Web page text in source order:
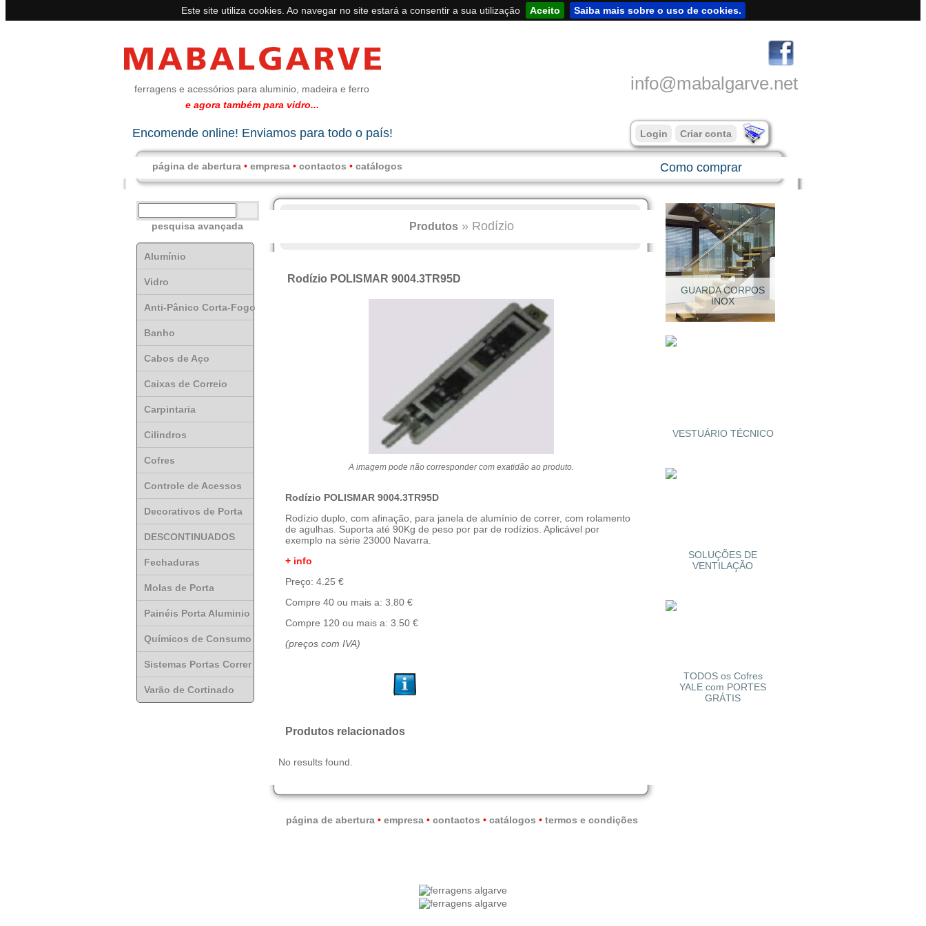
Este site utiliza cookies. Ao navegar no site estará a consentir a sua utilização Aceito Saiba mais sobre o uso de cookies.
ferragens e acessórios para aluminio, madeira e ferro
e agora também para vidro...
info@mabalgarve.net
Encomende online! Enviamos para todo o país! Login Criar conta
página de abertura • empresa • contactos • catálogos Como comprar
pesquisa avançada
Alumínio
Vidro
Anti-Pânico Corta-Fogo
Banho
Cabos de Aço
Caixas de Correio
Carpintaria
Cilindros
Cofres
Controle de Acessos
Decorativos de Porta
DESCONTINUADOS
Fechaduras
Molas de Porta
Painéis Porta Aluminio
Químicos de Consumo
Sistemas Portas Correr
Varão de Cortinado
Produtos » Rodízio
Rodízio POLISMAR 9004.3TR95D
A imagem pode não corresponder com exatidão ao produto.
Rodízio POLISMAR 9004.3TR95D
Rodízio duplo, com afinação, para janela de alumínio de correr, com rolamento
de agulhas. Suporta até 90Kg de peso por par de rodízios. Aplicável por
exemplo na série 23000 Navarra.
+ info
Preço: 4.25 €
Compre 40 ou mais a: 3.80 €
Compre 120 ou mais a: 3.50 €
(preços com IVA)
Produtos relacionados
No results found.
página de abertura • empresa • contactos • catálogos • termos e condições
VESTUÁRIO TÉCNICO
SOLUÇÕES DE
VENTILAÇÃO
TODOS os Cofres
YALE com PORTES
GRÁTIS